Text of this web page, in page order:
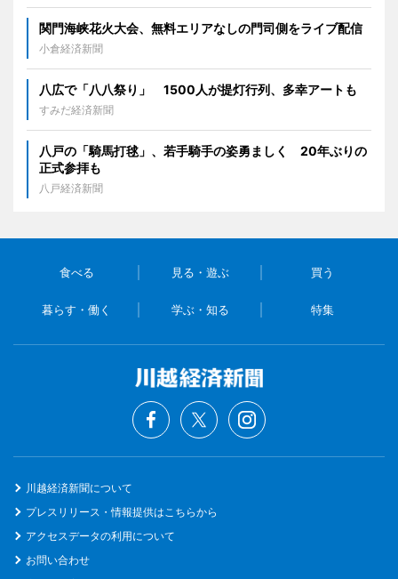
関門海峡花火大会、無料エリアなしの門司側をライブ配信
小倉経済新聞
八広で「八八祭り」 1500人が提灯行列、多幸アートも
すみだ経済新聞
八戸の「騎馬打毬」、若手騎手の姿勇ましく 20年ぶりの
正式参拝も
八戸経済新聞
食べる 見る・遊ぶ 買う
暮らす・働く 学ぶ・知る 特集
川越経済新聞について
プレスリリース・情報提供はこちらから
アクセスデータの利用について
お問い合わせ